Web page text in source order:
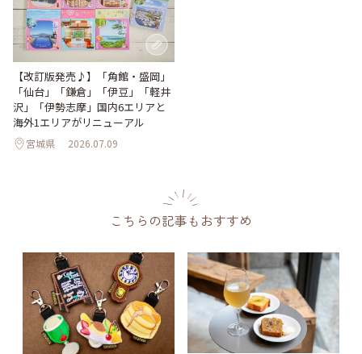
【改訂版発売♪】「角館・盛岡」
「仙台」「鎌倉」「伊豆」「軽井
沢」「伊勢志摩」国内6エリアと
海外1エリアがリニューアル
宮城県 2026.07.09
こちらの記事もおすすめ